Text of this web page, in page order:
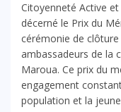
Citoyenneté Active et
décerné le Prix du
cérémonie de
ambassadeurs de la
Maroua. Ce prix du
engagement
population et la